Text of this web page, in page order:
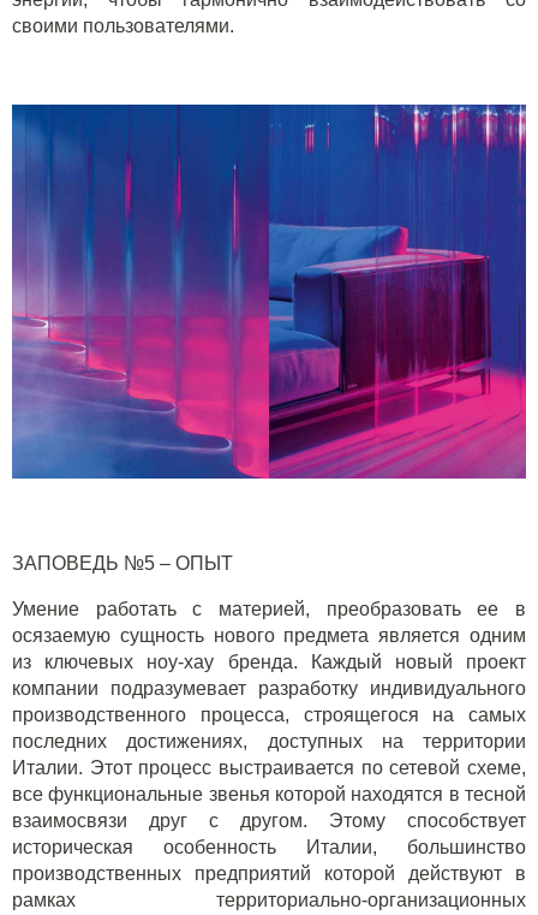
своими пользователями.
ЗАПОВЕДЬ №5 – ОПЫТ
Умение работать с материей, преобразовать ее в
осязаемую сущность нового предмета является одним
из ключевых ноу-хау бренда. Каждый новый проект
компании подразумевает разработку индивидуального
производственного процесса, строящегося на самых
последних достижениях, доступных на территории
Италии. Этот процесс выстраивается по сетевой схеме,
все функциональные звенья которой находятся в тесной
взаимосвязи друг с другом. Этому способствует
историческая особенность Италии, большинство
производственных предприятий которой действуют в
рамках территориально-организационных